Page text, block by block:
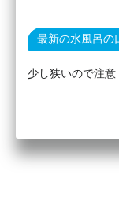
最新の水風呂の
少し狭いので注意